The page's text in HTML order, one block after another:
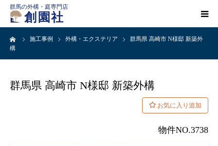
群馬の外構・庭専門店
創園社
施工事例 外構・エクステリア
群馬県 高崎市 N様邸 新築外
構
群馬県 高崎市 N様邸 新築外構
物件NO.3738
HOME